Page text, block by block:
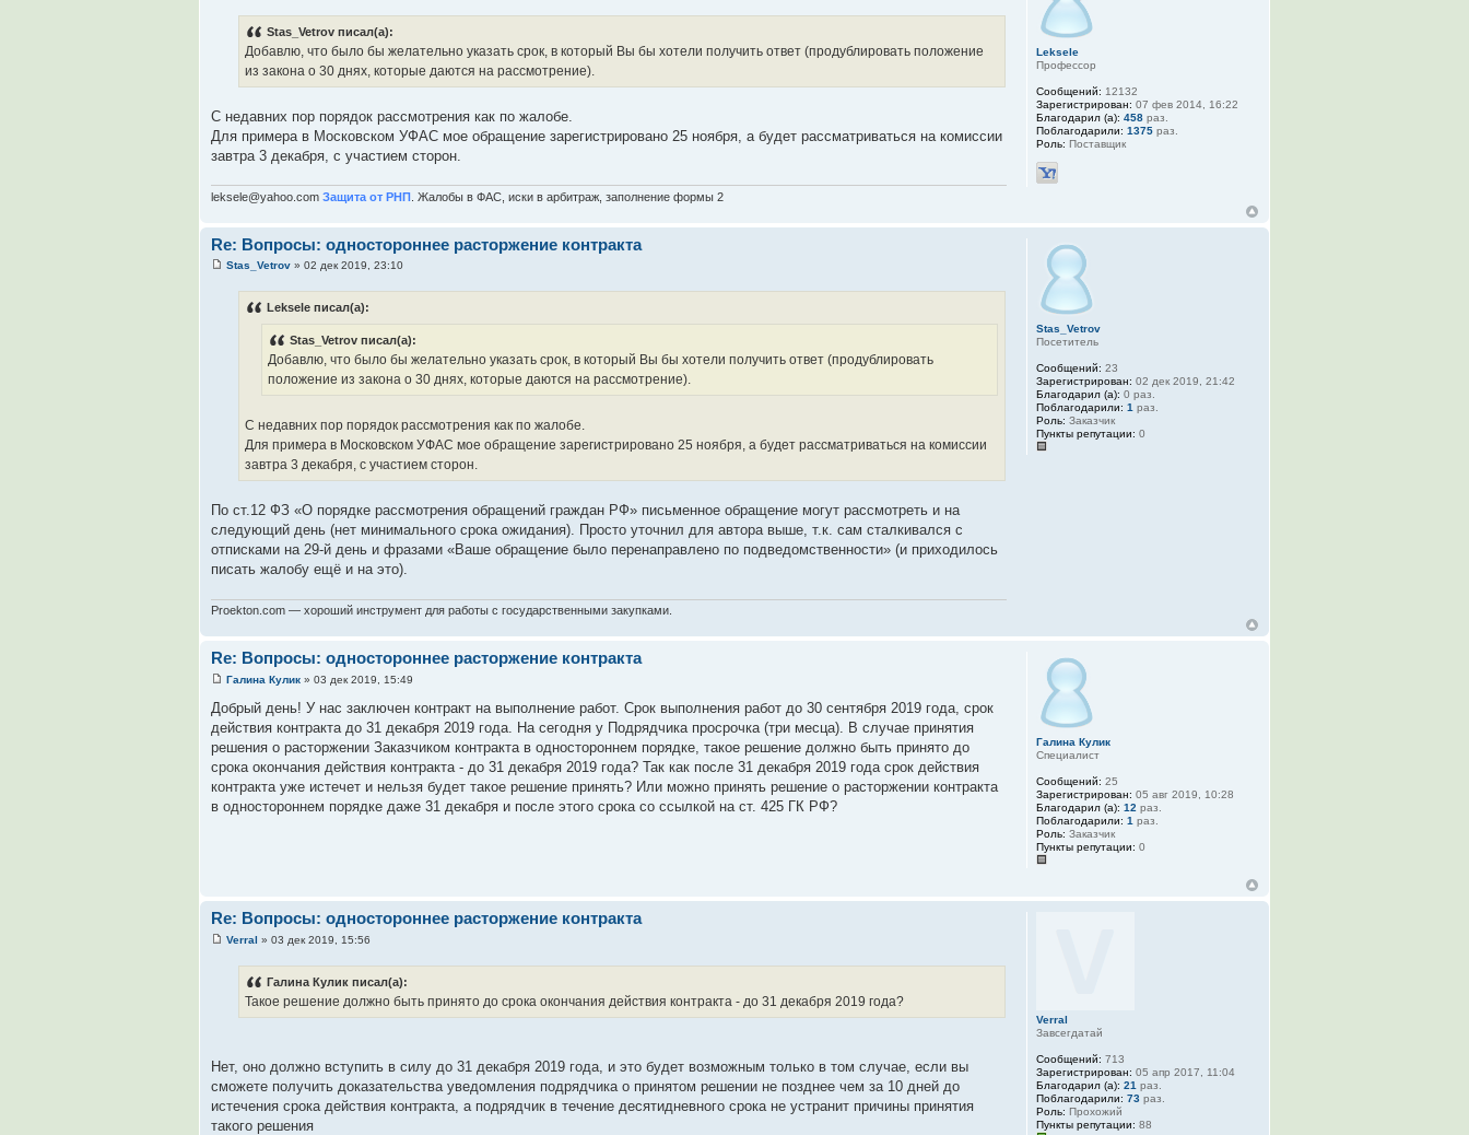
Stas_Vetrov писал(а):
Добавлю, что было бы желательно указать срок, в который Вы бы хотели получить ответ (продублировать положение
из закона о 30 днях, которые даются на рассмотрение).
С недавних пор порядок рассмотрения как по жалобе.
Для примера в Московском УФАС мое обращение зарегистрировано 25 ноября, а будет рассматриваться на комиссии
завтра 3 декабря, с участием сторон.
leksele@yahoo.com Защита от РНП . Жалобы в ФАС, иски в арбитраж, заполнение формы 2
Leksele
Профессор
Сообщений: 12132
Зарегистрирован: 07 фев 2014, 16:22
Благодарил (а): 458 раз.
Поблагодарили: 1375 раз.
Роль: Поставщик
Re: Вопросы: одностороннее расторжение контракта
Stas_Vetrov » 02 дек 2019, 23:10
Leksele писал(а):
Stas_Vetrov писал(а):
Добавлю, что было бы желательно указать срок, в который Вы бы хотели получить ответ (продублировать
положение из закона о 30 днях, которые даются на рассмотрение).
С недавних пор порядок рассмотрения как по жалобе.
Для примера в Московском УФАС мое обращение зарегистрировано 25 ноября, а будет рассматриваться на комиссии
завтра 3 декабря, с участием сторон.
По ст.12 ФЗ «О порядке рассмотрения обращений граждан РФ» письменное обращение могут рассмотреть и на
следующий день (нет минимального срока ожидания). Просто уточнил для автора выше, т.к. сам сталкивался с
отписками на 29-й день и фразами «Ваше обращение было перенаправлено по подведомственности» (и приходилось
писать жалобу ещё и на это).
Proekton.com — хороший инструмент для работы с государственными закупками.
Stas_Vetrov
Посетитель
Сообщений: 23
Зарегистрирован: 02 дек 2019, 21:42
Благодарил (а): 0 раз.
Поблагодарили: 1 раз.
Роль: Заказчик
Пункты репутации: 0
Re: Вопросы: одностороннее расторжение контракта
Галина Кулик » 03 дек 2019, 15:49
Добрый день! У нас заключен контракт на выполнение работ. Срок выполнения работ до 30 сентября 2019 года, срок
действия контракта до 31 декабря 2019 года. На сегодня у Подрядчика просрочка (три месца). В случае принятия
решения о расторжении Заказчиком контракта в одностороннем порядке, такое решение должно быть принято до
срока окончания действия контракта - до 31 декабря 2019 года? Так как после 31 декабря 2019 года срок действия
контракта уже истечет и нельзя будет такое решение принять? Или можно принять решение о расторжении контракта
в одностороннем порядке даже 31 декабря и после этого срока со ссылкой на ст. 425 ГК РФ?
Галина Кулик
Специалист
Сообщений: 25
Зарегистрирован: 05 авг 2019, 10:28
Благодарил (а): 12 раз.
Поблагодарили: 1 раз.
Роль: Заказчик
Пункты репутации: 0
Re: Вопросы: одностороннее расторжение контракта
Verral » 03 дек 2019, 15:56
Галина Кулик писал(а):
Такое решение должно быть принято до срока окончания действия контракта - до 31 декабря 2019 года?
Нет, оно должно вступить в силу до 31 декабря 2019 года, и это будет возможным только в том случае, если вы
сможете получить доказательства уведомления подрядчика о принятом решении не позднее чем за 10 дней до
истечения срока действия контракта, а подрядчик в течение десятидневного срока не устранит причины принятия
такого решения
Verral
Завсегдатай
Сообщений: 713
Зарегистрирован: 05 апр 2017, 11:04
Благодарил (а): 21 раз.
Поблагодарили: 73 раз.
Роль: Прохожий
Пункты репутации: 88